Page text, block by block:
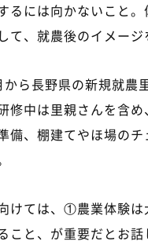
るには向かないこと
、就農後のイメージ
ら長野県の新規就農
修中は里親さんを含
備、棚建てやほ場の
けては、①農業体験
と、が重要だとお話